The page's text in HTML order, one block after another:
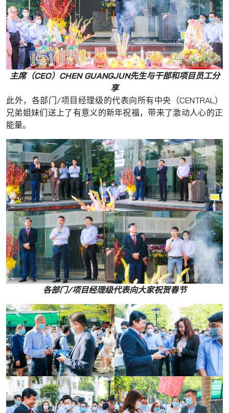
主席（CEO）CHEN GUANGJUN先生与干部和项目员工分
享
此外，各部门/项目经理级的代表向所有中央（CENTRAL）
兄弟姐妹们送上了有意义的新年祝福，带来了激动人心的正
能量。
各部门/项目经理级代表向大家祝贺春节